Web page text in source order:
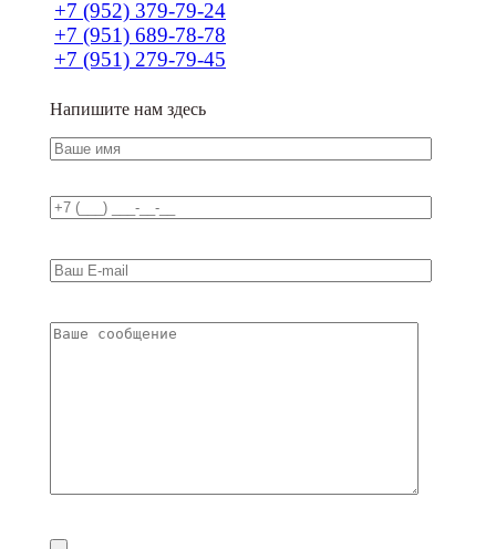
+7 (952) 379-79-24
+7 (951) 689-78-78
+7 (951) 279-79-45
Напишите нам здесь